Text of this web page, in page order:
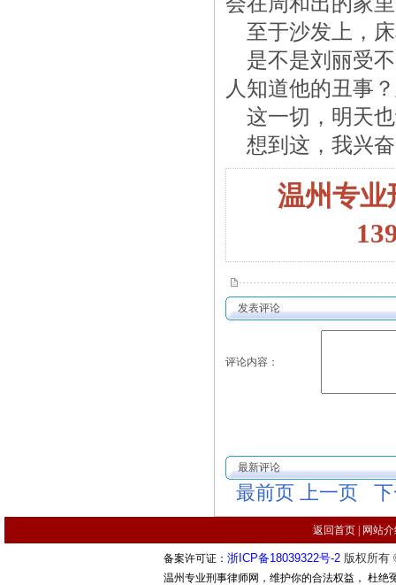
至于沙发上，床
是不是刘丽受不
人知道他的丑事
这一切，明天
想到这，我兴
温州专业
发表评论
评论内容：
最新评论
最前页 上一页
返回首页 网站
备案许可证： 浙ICP备18039322号-2 版权所
温州专业刑事律师网，维护你的合法权益， 杜绝冤案错案的